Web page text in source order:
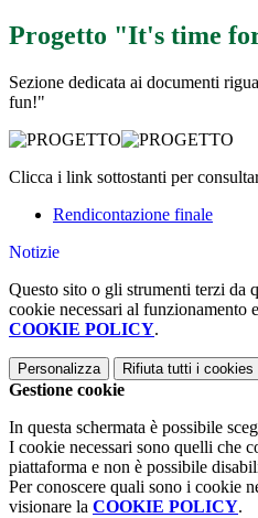
Progetto "It's time
Sezione dedicata ai documenti
fun!"
Clicca i link sottostanti per
Rendicontazione finale
Notizie
Questo sito o gli strumenti terzi da
cookie necessari al
COOKIE POLICY.
Personalizza Rifiuta tutti i cookies
Gestione cookie
In questa schermata è possibile
I cookie necessari sono quelli che
piattaforma e non è possibile
Per conoscere quali sono i cookie
visionare la COOKIE POLICY.